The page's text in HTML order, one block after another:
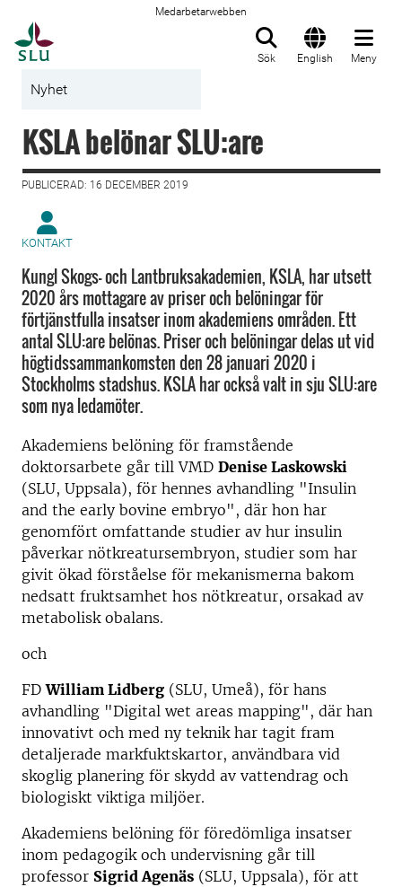
Medarbetarwebben
Sök English Meny
Nyhet
KSLA belönar SLU:are
PUBLICERAD: 16 DECEMBER 2019
KONTAKT
Kungl Skogs- och Lantbruksakademien, KSLA, har utsett
2020 års mottagare av priser och belöningar för
förtjänstfulla insatser inom akademiens områden. Ett
antal SLU:are belönas. Priser och belöningar delas ut vid
högtidssammankomsten den 28 januari 2020 i
Stockholms stadshus. KSLA har också valt in sju SLU:are
som nya ledamöter.
Akademiens belöning för framstående
doktorsarbete går till VMD Denise Laskowski
(SLU, Uppsala), för hennes avhandling "Insulin
and the early bovine embryo", där hon har
genomfört omfattande studier av hur insulin
påverkar nötkreatursembryon, studier som har
givit ökad förståelse för mekanismerna bakom
nedsatt fruktsamhet hos nötkreatur, orsakad av
metabolisk obalans.
och
FDWilliam Lidberg (SLU, Umeå), för hans
avhandling "Digital wet areas mapping", där han
innovativt och med ny teknik har tagit fram
detaljerade markfuktskartor, användbara vid
skoglig planering för skydd av vattendrag och
biologiskt viktiga miljöer.
Akademiens belöning för föredömliga insatser
inom pedagogik och undervisning går till
professor Sigrid Agenäs (SLU, Uppsala), för att